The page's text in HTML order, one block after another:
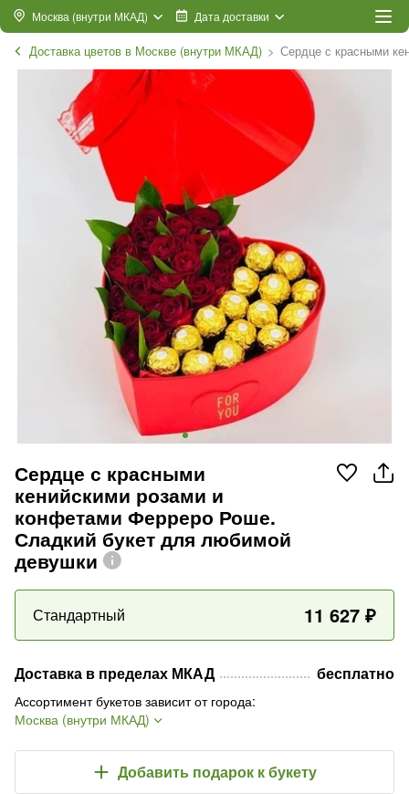
Москва (внутри МКАД) Дата доставки
Доставка цветов в Москве (внутри МКАД) Сердце с красными
Сердце с красными
кенийскими розами и
конфетами Ферреро Роше.
Сладкий букет для любимой
девушки
Стандартный 11 627 ₽
Доставка в пределах МКАД бесплатно
Ассортимент букетов зависит от города:
Москва (внутри МКАД)
Добавить подарок к букету